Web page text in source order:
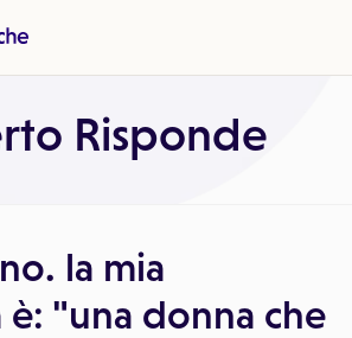
Risponde
la mia
"una donna che